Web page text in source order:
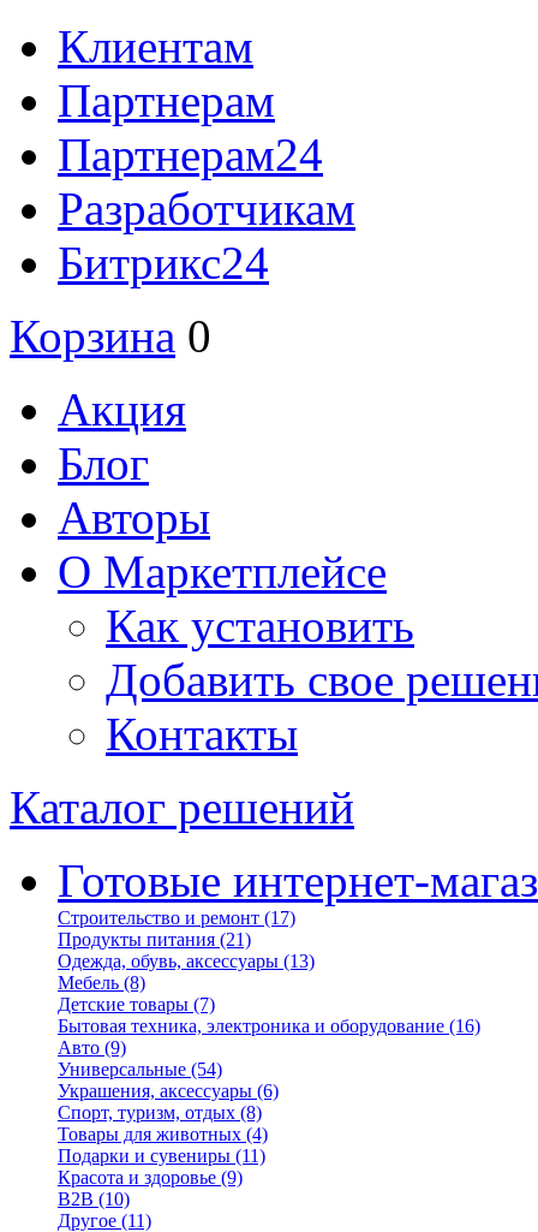
Клиентам
Партнерам
Партнерам24
Разработчикам
Битрикс24
Корзина 0
Акция
Блог
Авторы
О Маркетплейсе
Как установить
Добавить свое
Контакты
Каталог решений
Готовые интернет-
Строительство и ремонт (17)
Продукты питания (21)
Одежда, обувь, аксессуары (13)
Мебель (8)
Детские товары (7)
Бытовая техника, электроника и оборудование (16)
Авто (9)
Универсальные (54)
Украшения, аксессуары (6)
Спорт, туризм, отдых (8)
Товары для животных (4)
Подарки и сувениры (11)
Красота и здоровье (9)
B2B (10)
Другое (11)